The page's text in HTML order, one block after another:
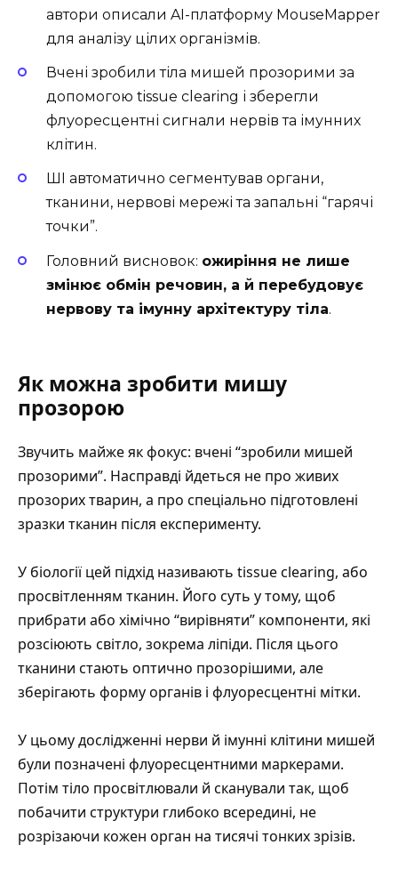
автори описали AI-платформу MouseMapper
для аналізу цілих організмів.
Вчені зробили тіла мишей прозорими за
допомогою tissue clearing і зберегли
флуоресцентні сигнали нервів та імунних
клітин.
ШІ автоматично сегментував органи,
тканини, нервові мережі та запальні “гарячі
точки”.
Головний висновок: ожиріння не лише
змінює обмін речовин, а й перебудовує
нервову та імунну архітектуру тіла.
Як можна зробити мишу
прозорою
Звучить майже як фокус: вчені “зробили мишей
прозорими”. Насправді йдеться не про живих
прозорих тварин, а про спеціально підготовлені
зразки тканин після експерименту.
У біології цей підхід називають tissue clearing, або
просвітленням тканин. Його суть у тому, щоб
прибрати або хімічно “вирівняти” компоненти, які
розсіюють світло, зокрема ліпіди. Після цього
тканини стають оптично прозорішими, але
зберігають форму органів і флуоресцентні мітки.
У цьому дослідженні нерви й імунні клітини мишей
були позначені флуоресцентними маркерами.
Потім тіло просвітлювали й сканували так, щоб
побачити структури глибоко всередині, не
розрізаючи кожен орган на тисячі тонких зрізів.